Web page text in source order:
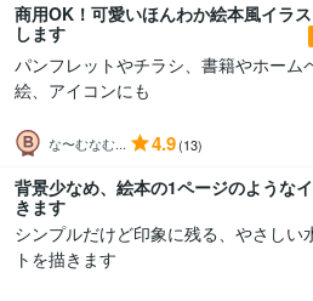
商用OK！可愛いほんわか絵本風イラ
します
パンフレットやチラシ、書籍やホーム
絵、アイコンにも
な〜むなむ... 4.9(13)
背景少なめ、絵本の1ページのような
きます
シンプルだけど印象に残る、やさしい
トを描きます